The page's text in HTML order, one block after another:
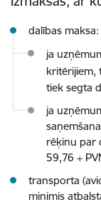
dalības maksa:
ja
kritērijiem,
tiek segta
ja
rēķinu par
59,76 +
transporta
minimis